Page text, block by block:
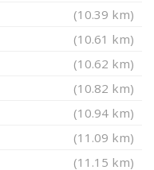
(10.39 km)
(10.61 km)
(10.62 km)
(10.82 km)
(10.94 km)
(11.09 km)
(11.15 km)